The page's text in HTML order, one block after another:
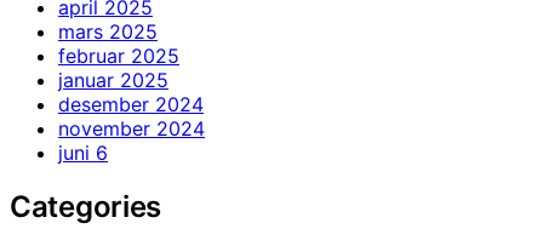
april 2025
mars 2025
februar 2025
januar 2025
desember 2024
november 2024
juni 6
Categories